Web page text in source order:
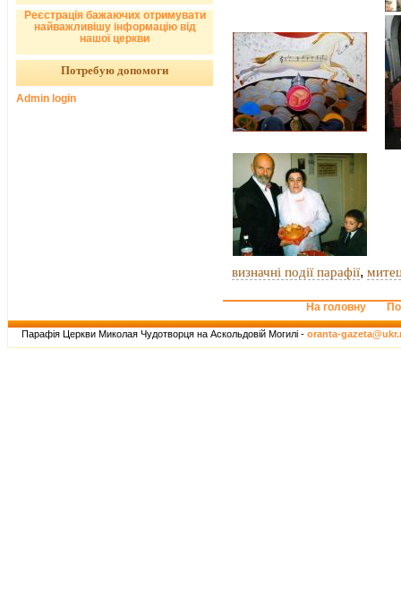
визначні події парафії,
Реєстрація бажаючих отримувати
найважливішу інформацію від
нашої церкви
Потребую допомоги
Admin login
На головну
Парафія Церкви Миколая Чудотворця на Аскольдовій Могилі - oranta-